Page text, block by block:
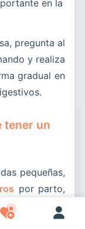
en la
pregunta al
y realiza
gradual en
tener un
pequeñas,
por parto,
de 5 o
en esta